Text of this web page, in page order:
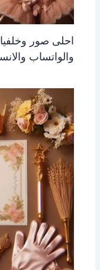
احلى صور
والواتساب